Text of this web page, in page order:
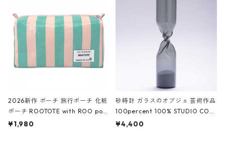
ーガンディー、オフホワイト
2026新作 ポーチ 旅行ポーチ 化粧
ポーチ ROOTOTE with ROO pou
ch 3532 ルートート WR.ポーチ.ラ
¥1,980
砂時計 ガラスのオブジェ 芸術作品
100percent 100% STUDIO COH
AKU Timeless 100パーセント ス
¥4,400